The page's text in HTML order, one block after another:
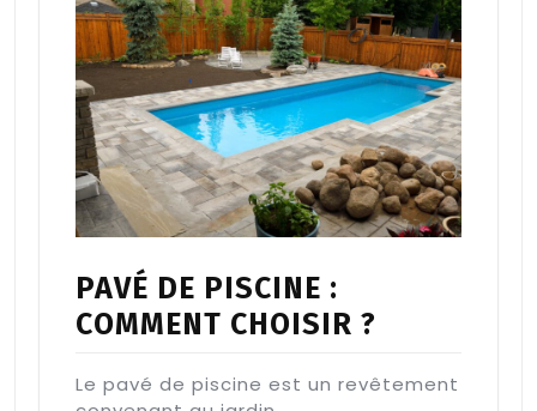
PAVÉ DE PISCINE :
COMMENT CHOISIR ?
Le pavé de piscine est un revêtement